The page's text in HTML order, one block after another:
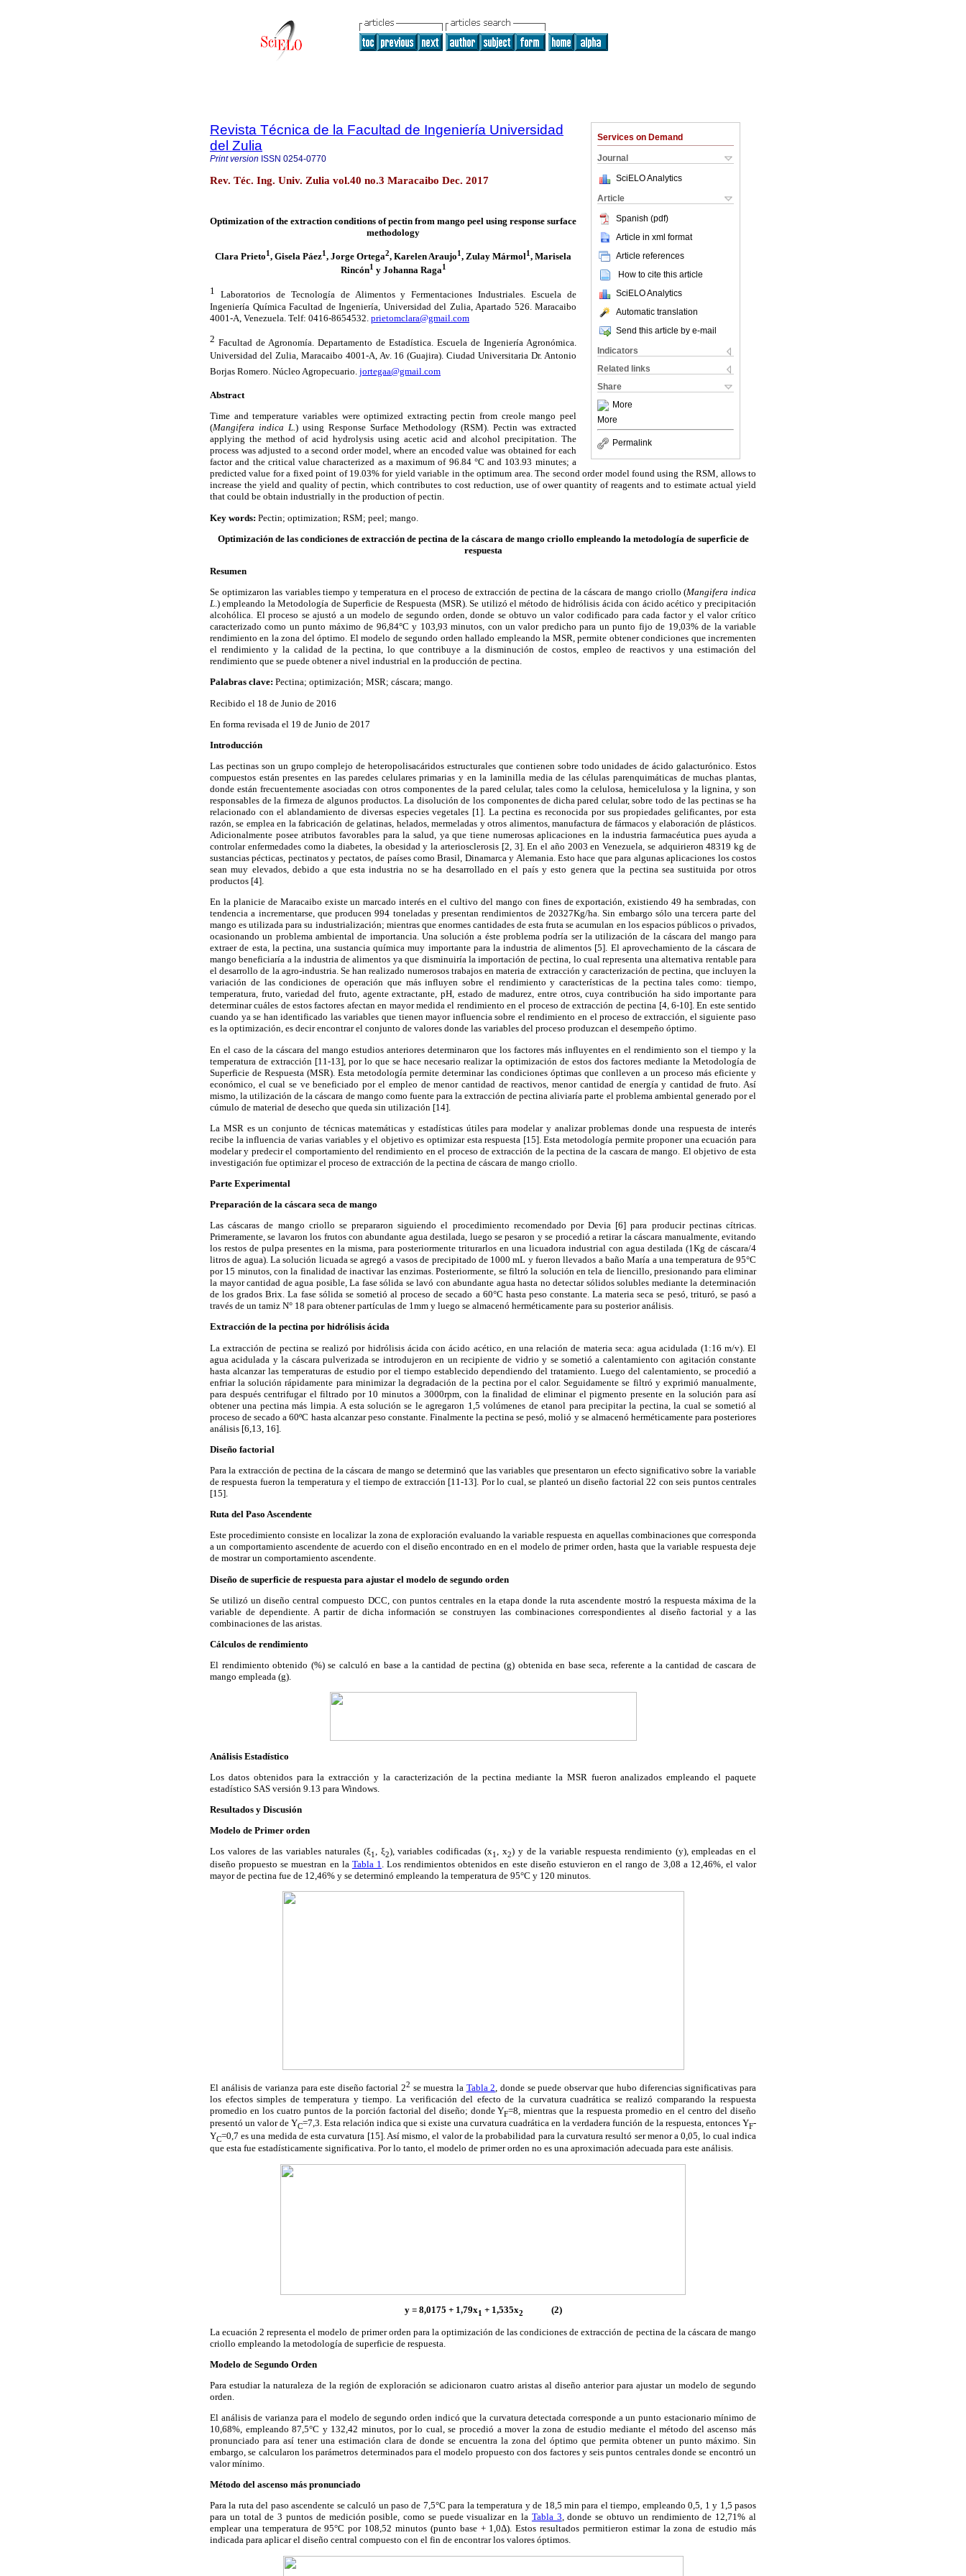
Services on Demand
Journal
SciELO Analytics
Article
Spanish (pdf)
Article in xml format
Article references
How to cite this article
SciELO Analytics
Automatic translation
Send this article by e-mail
Indicators
Related links
Share
More
More
Permalink
Revista Técnica de la Facultad de Ingeniería Universidad
del Zulia
Print version ISSN 0254-0770
Rev. Téc. Ing. Univ. Zulia vol.40 no.3 Maracaibo Dec. 2017
Optimization of the extraction conditions of pectin from mango peel using response surface
methodology
Clara Prieto1, Gisela Páez1, Jorge Ortega2, Karelen Araujo1, Zulay Mármol1, Marisela
Rincón1 y Johanna Raga1
1 Laboratorios de Tecnología de Alimentos y Fermentaciones Industriales. Escuela de
Ingeniería Química Facultad de Ingeniería, Universidad del Zulia, Apartado 526. Maracaibo
4001-A, Venezuela. Telf: 0416-8654532. prietomclara@gmail.com
2 Facultad de Agronomía. Departamento de Estadística. Escuela de Ingeniería Agronómica.
Universidad del Zulia, Maracaibo 4001-A, Av. 16 (Guajira). Ciudad Universitaria Dr. Antonio
Borjas Romero. Núcleo Agropecuario. jortegaa@gmail.com
Abstract
Time and temperature variables were optimized extracting pectin from creole mango peel
(Mangifera indica L.) using Response Surface Methodology (RSM). Pectin was extracted
applying the method of acid hydrolysis using acetic acid and alcohol precipitation. The
process was adjusted to a second order model, where an encoded value was obtained for each
factor and the critical value characterized as a maximum of 96.84 °C and 103.93 minutes; a
predicted value for a fixed point of 19.03% for yield variable in the optimum area. The second order model found using the RSM, allows to
increase the yield and quality of pectin, which contributes to cost reduction, use of ower quantity of reagents and to estimate actual yield
that could be obtain industrially in the production of pectin.
Key words: Pectin; optimization; RSM; peel; mango.
Optimización de las condiciones de extracción de pectina de la cáscara de mango criollo empleando la metodología de superficie de
respuesta
Resumen
Se optimizaron las variables tiempo y temperatura en el proceso de extracción de pectina de la cáscara de mango criollo (Mangifera indica
L.) empleando la Metodología de Superficie de Respuesta (MSR). Se utilizó el método de hidrólisis ácida con ácido acético y precipitación
alcohólica. El proceso se ajustó a un modelo de segundo orden, donde se obtuvo un valor codificado para cada factor y el valor crítico
caracterizado como un punto máximo de 96,84°C y 103,93 minutos, con un valor predicho para un punto fijo de 19,03% de la variable
rendimiento en la zona del óptimo. El modelo de segundo orden hallado empleando la MSR, permite obtener condiciones que incrementen
el rendimiento y la calidad de la pectina, lo que contribuye a la disminución de costos, empleo de reactivos y una estimación del
rendimiento que se puede obtener a nivel industrial en la producción de pectina.
Palabras clave: Pectina; optimización; MSR; cáscara; mango.
Recibido el 18 de Junio de 2016
En forma revisada el 19 de Junio de 2017
Introducción
Las pectinas son un grupo complejo de heteropolisacáridos estructurales que contienen sobre todo unidades de ácido galacturónico. Estos
compuestos están presentes en las paredes celulares primarias y en la laminilla media de las células parenquimáticas de muchas plantas,
donde están frecuentemente asociadas con otros componentes de la pared celular, tales como la celulosa, hemicelulosa y la lignina, y son
responsables de la firmeza de algunos productos. La disolución de los componentes de dicha pared celular, sobre todo de las pectinas se ha
relacionado con el ablandamiento de diversas especies vegetales [1]. La pectina es reconocida por sus propiedades gelificantes, por esta
razón, se emplea en la fabricación de gelatinas, helados, mermeladas y otros alimentos, manufactura de fármacos y elaboración de plásticos.
Adicionalmente posee atributos favorables para la salud, ya que tiene numerosas aplicaciones en la industria farmacéutica pues ayuda a
controlar enfermedades como la diabetes, la obesidad y la arteriosclerosis [2, 3]. En el año 2003 en Venezuela, se adquirieron 48319 kg de
sustancias pécticas, pectinatos y pectatos, de países como Brasil, Dinamarca y Alemania. Esto hace que para algunas aplicaciones los costos
sean muy elevados, debido a que esta industria no se ha desarrollado en el país y esto genera que la pectina sea sustituida por otros
productos [4].
En la planicie de Maracaibo existe un marcado interés en el cultivo del mango con fines de exportación, existiendo 49 ha sembradas, con
tendencia a incrementarse, que producen 994 toneladas y presentan rendimientos de 20327Kg/ha. Sin embargo sólo una tercera parte del
mango es utilizada para su industrialización; mientras que enormes cantidades de esta fruta se acumulan en los espacios públicos o privados,
ocasionando un problema ambiental de importancia. Una solución a éste problema podría ser la utilización de la cáscara del mango para
extraer de esta, la pectina, una sustancia química muy importante para la industria de alimentos [5]. El aprovechamiento de la cáscara de
mango beneficiaría a la industria de alimentos ya que disminuiría la importación de pectina, lo cual representa una alternativa rentable para
el desarrollo de la agro-industria. Se han realizado numerosos trabajos en materia de extracción y caracterización de pectina, que incluyen la
variación de las condiciones de operación que más influyen sobre el rendimiento y características de la pectina tales como: tiempo,
temperatura, fruto, variedad del fruto, agente extractante, pH, estado de madurez, entre otros, cuya contribución ha sido importante para
determinar cuáles de estos factores afectan en mayor medida el rendimiento en el proceso de extracción de pectina [4, 6-10]. En este sentido
cuando ya se han identificado las variables que tienen mayor influencia sobre el rendimiento en el proceso de extracción, el siguiente paso
es la optimización, es decir encontrar el conjunto de valores donde las variables del proceso produzcan el desempeño óptimo.
En el caso de la cáscara del mango estudios anteriores determinaron que los factores más influyentes en el rendimiento son el tiempo y la
temperatura de extracción [11-13], por lo que se hace necesario realizar la optimización de estos dos factores mediante la Metodología de
Superficie de Respuesta (MSR). Esta metodología permite determinar las condiciones óptimas que conlleven a un proceso más eficiente y
económico, el cual se ve beneficiado por el empleo de menor cantidad de reactivos, menor cantidad de energía y cantidad de fruto. Así
mismo, la utilización de la cáscara de mango como fuente para la extracción de pectina aliviaría parte el problema ambiental generado por el
cúmulo de material de desecho que queda sin utilización [14].
La MSR es un conjunto de técnicas matemáticas y estadísticas útiles para modelar y analizar problemas donde una respuesta de interés
recibe la influencia de varias variables y el objetivo es optimizar esta respuesta [15]. Esta metodología permite proponer una ecuación para
modelar y predecir el comportamiento del rendimiento en el proceso de extracción de la pectina de la cascara de mango. El objetivo de esta
investigación fue optimizar el proceso de extracción de la pectina de cáscara de mango criollo.
Parte Experimental
Preparación de la cáscara seca de mango
Las cáscaras de mango criollo se prepararon siguiendo el procedimiento recomendado por Devia [6] para producir pectinas cítricas.
Primeramente, se lavaron los frutos con abundante agua destilada, luego se pesaron y se procedió a retirar la cáscara manualmente, evitando
los restos de pulpa presentes en la misma, para posteriormente triturarlos en una licuadora industrial con agua destilada (1Kg de cáscara/4
litros de agua). La solución licuada se agregó a vasos de precipitado de 1000 mL y fueron llevados a baño María a una temperatura de 95°C
por 15 minutos, con la finalidad de inactivar las enzimas. Posteriormente, se filtró la solución en tela de liencillo, presionando para eliminar
la mayor cantidad de agua posible, La fase sólida se lavó con abundante agua hasta no detectar sólidos solubles mediante la determinación
de los grados Brix. La fase sólida se sometió al proceso de secado a 60°C hasta peso constante. La materia seca se pesó, trituró, se pasó a
través de un tamiz N° 18 para obtener partículas de 1mm y luego se almacenó herméticamente para su posterior análisis.
Extracción de la pectina por hidrólisis ácida
La extracción de pectina se realizó por hidrólisis ácida con ácido acético, en una relación de materia seca: agua acidulada (1:16 m/v). El
agua acidulada y la cáscara pulverizada se introdujeron en un recipiente de vidrio y se sometió a calentamiento con agitación constante
hasta alcanzar las temperaturas de estudio por el tiempo establecido dependiendo del tratamiento. Luego del calentamiento, se procedió a
enfriar la solución rápidamente para minimizar la degradación de la pectina por el calor. Seguidamente se filtró y exprimió manualmente,
para después centrifugar el filtrado por 10 minutos a 3000rpm, con la finalidad de eliminar el pigmento presente en la solución para así
obtener una pectina más limpia. A esta solución se le agregaron 1,5 volúmenes de etanol para precipitar la pectina, la cual se sometió al
proceso de secado a 60ºC hasta alcanzar peso constante. Finalmente la pectina se pesó, molió y se almacenó herméticamente para posteriores
análisis [6,13, 16].
Diseño factorial
Para la extracción de pectina de la cáscara de mango se determinó que las variables que presentaron un efecto significativo sobre la variable
de respuesta fueron la temperatura y el tiempo de extracción [11-13]. Por lo cual, se planteó un diseño factorial 22 con seis puntos centrales
[15].
Ruta del Paso Ascendente
Este procedimiento consiste en localizar la zona de exploración evaluando la variable respuesta en aquellas combinaciones que corresponda
a un comportamiento ascendente de acuerdo con el diseño encontrado en en el modelo de primer orden, hasta que la variable respuesta deje
de mostrar un comportamiento ascendente.
Diseño de superficie de respuesta para ajustar el modelo de segundo orden
Se utilizó un diseño central compuesto DCC, con puntos centrales en la etapa donde la ruta ascendente mostró la respuesta máxima de la
variable de dependiente. A partir de dicha información se construyen las combinaciones correspondientes al diseño factorial y a las
combinaciones de las aristas.
Cálculos de rendimiento
El rendimiento obtenido (%) se calculó en base a la cantidad de pectina (g) obtenida en base seca, referente a la cantidad de cascara de
mango empleada (g).
Análisis Estadístico
Los datos obtenidos para la extracción y la caracterización de la pectina mediante la MSR fueron analizados empleando el paquete
estadístico SAS versión 9.13 para Windows.
Resultados y Discusión
Modelo de Primer orden
Los valores de las variables naturales (ξ1, ξ2), variables codificadas (x1, x2) y de la variable respuesta rendimiento (y), empleadas en el
diseño propuesto se muestran en la Tabla 1
. Los rendimientos obtenidos en este diseño estuvieron en el rango de 3,08 a 12,46%, el valor
mayor de pectina fue de 12,46% y se determinó empleando la temperatura de 95°C y 120 minutos.
El análisis de varianza para este diseño factorial 22 se muestra la Tabla 2 , donde se puede observar que hubo diferencias significativas para
los efectos simples de temperatura y tiempo. La verificación del efecto de la curvatura cuadrática se realizó comparando la respuesta
promedio en los cuatro puntos de la porción factorial del diseño; donde YF=8, mientras que la respuesta promedio en el centro del diseño
presentó un valor de YC=7,3. Esta relación indica que si existe una curvatura cuadrática en la verdadera función de la respuesta, entonces YF-
YC=0,7 es una medida de esta curvatura [15]. Así mismo, el valor de la probabilidad para la curvatura resultó ser menor a 0,05, lo cual indica
que esta fue estadísticamente significativa. Por lo tanto, el modelo de primer orden no es una aproximación adecuada para este análisis.
y = 8,0175 + 1,79x1 + 1,535x2 (2)
La ecuación 2 representa el modelo de primer orden para la optimización de las condiciones de extracción de pectina de la cáscara de mango
criollo empleando la metodología de superficie de respuesta.
Modelo de Segundo Orden
Para estudiar la naturaleza de la región de exploración se adicionaron cuatro aristas al diseño anterior para ajustar un modelo de segundo
orden.
El análisis de varianza para el modelo de segundo orden indicó que la curvatura detectada corresponde a un punto estacionario mínimo de
10,68%, empleando 87,5°C y 132,42 minutos, por lo cual, se procedió a mover la zona de estudio mediante el método del ascenso más
pronunciado para así tener una estimación clara de donde se encuentra la zona del óptimo que permita obtener un punto máximo. Sin
embargo, se calcularon los parámetros determinados para el modelo propuesto con dos factores y seis puntos centrales donde se encontró un
valor mínimo.
Método del ascenso más pronunciado
Para la ruta del paso ascendente se calculó un paso de 7,5°C para la temperatura y de 18,5 min para el tiempo, empleando 0,5, 1 y 1,5 pasos
para un total de 3 puntos de medición posible, como se puede visualizar en la Tabla 3, donde se obtuvo un rendimiento de 12,71% al
emplear una temperatura de 95°C por 108,52 minutos (punto base + 1,0Δ). Estos resultados permitieron estimar la zona de estudio más
indicada para aplicar el diseño central compuesto con el fin de encontrar los valores óptimos.